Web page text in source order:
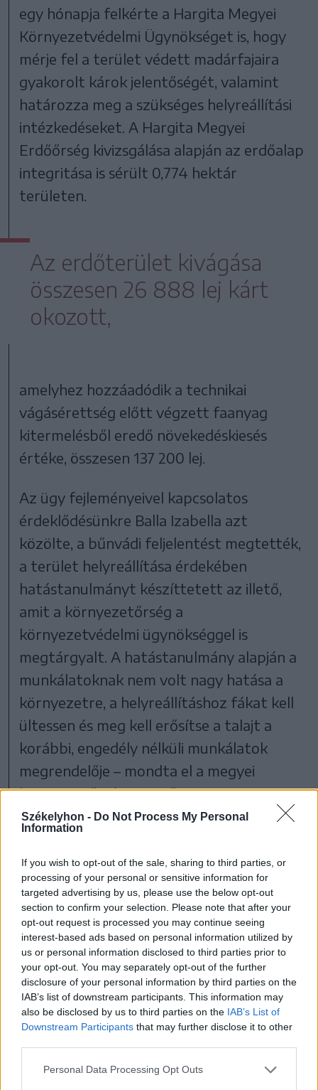
Székelyhon - Do Not Process My Personal
Information
If you wish to opt-out of the sale, sharing to third parties, or
processing of your personal or sensitive information for
targeted advertising by us, please use the below opt-out
section to confirm your selection. Please note that after your
opt-out request is processed you may continue seeing
interest-based ads based on personal information utilized by
us or personal information disclosed to third parties prior to
your opt-out. You may separately opt-out of the further
disclosure of your personal information by third parties on the
IAB’s list of downstream participants. This information may
also be disclosed by us to third parties on the IAB’s List of
Downstream Participants that may further disclose it to other
Personal Data Processing Opt Outs
egy hónapja felkérte a Hargita Megyei
Környezetvédelmi Ügynökséget is, hogy
mérje fel a terület védett madárfajaira
gyakorolt károk jelentőségét, valamint
határozza meg a szükséges helyreállítási
intézkedéseket. A Hargita Megyei
Erdőőrség kivizsgálása alapján az erdőalap
integritása is sérült 0,774 hektár
területen.
Az erdőterület kivágása
összesen 26 888 lej kárt
okozott,
amelyhez hozzáadódik a technikai
vágásérettség előtt végzett faanyag
kitermelésből eredő növekedéskiesés
értéke, összesen 137 200 lej.
Az ügy fejleményeivel kapcsolatos
érdeklődésünkre Balla Izabella azt
közölte, a bűnvádi feljelentést megtették,
a terület helyreállítása érdekében
hatástanulmányt készíttetett az illető,
amit a környezetőrség a
környezetvédelmi ügynökséggel is
megtárgyalt. A hatástanulmány alapján a
munkálatoknak nem volt nagy hatása a
környezetre, a helyreállításhoz fákat kell
ültessen és meg kell erősítse a talajt a
korábbi, engedély nélküli munkálatok
megrendelője – mondta el a megyei
környezetőrség vezetője.
Csíkszék
Udvarhelyszék
Gyergyószék
1 hozzászólás